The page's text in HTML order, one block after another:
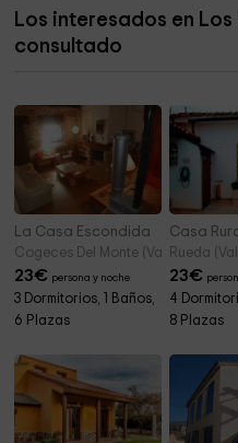
"San Vicente" Parque
Los interesados en
consultado
La Casa Escondida
Cogeces Del Monte (Valladolid)
23€ persona y noche
3 Dormitorios, 1 Baños,
6 Plazas
Casa
Rueda
23€
4
8 Plazas